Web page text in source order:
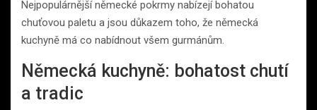
Nejpopulárnější německé pokrmy nabízejí bohatou
chuťovou paletu a jsou důkazem toho, že německá
kuchyně má co nabídnout všem gurmánům.
Německá kuchyně: bohatost chutí
a tradic